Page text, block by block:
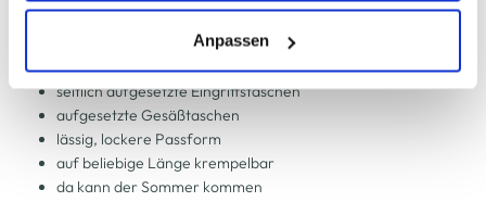
erlauben" bzw. "Alle erlauben" klicken. Mehr dazu
(einschließlich der Möglichkeit, die Einwilligungserklärung
zu ändern oder zu widerrufen) erfahren Sie in unserem
Cookie-Hinweisbzw. derDatenschutzerklärung.
Anpassen
bequeme Papertouch-Bermuda von Sure
mit Gummizug und intregrierter Kordel
seitlich aufgesetzte Eingriffstaschen
aufgesetzte Gesäßtaschen
lässig, lockere Passform
auf beliebige Länge krempelbar
da kann der Sommer kommen